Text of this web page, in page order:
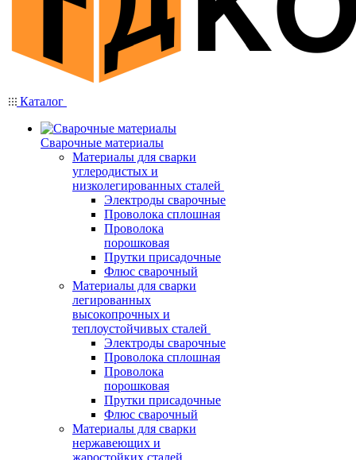
Каталог
Сварочные материалы
Материалы для сварки
углеродистых и
низколегированных сталей
Электроды сварочные
Проволока сплошная
Проволока
порошковая
Прутки присадочные
Флюс сварочный
Материалы для сварки
легированных
высокопрочных и
теплоустойчивых сталей
Электроды сварочные
Проволока сплошная
Проволока
порошковая
Прутки присадочные
Флюс сварочный
Материалы для сварки
нержавеющих и
жаростойких сталей